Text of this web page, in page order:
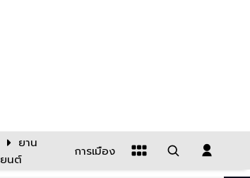
ยาน
ยนต์
การเมือง